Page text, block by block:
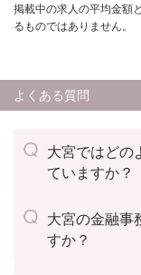
掲載中の求人の平均金額
るものではありません。
よくある質問
大宮ではどの
ていますか？
大宮の金融事
すか？